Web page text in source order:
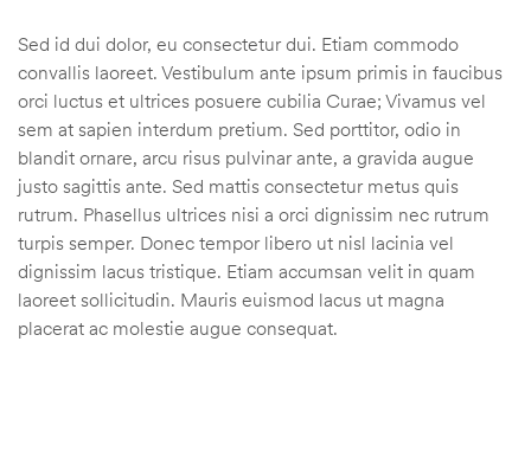
Sed id dui dolor, eu consectetur dui. Etiam commodo
convallis laoreet. Vestibulum ante ipsum primis in faucibus
orci luctus et ultrices posuere cubilia Curae; Vivamus vel
sem at sapien interdum pretium. Sed porttitor, odio in
blandit ornare, arcu risus pulvinar ante, a gravida augue
justo sagittis ante. Sed mattis consectetur metus quis
rutrum. Phasellus ultrices nisi a orci dignissim nec rutrum
turpis semper. Donec tempor libero ut nisl lacinia vel
dignissim lacus tristique. Etiam accumsan velit in quam
laoreet sollicitudin. Mauris euismod lacus ut magna
placerat ac molestie augue consequat.